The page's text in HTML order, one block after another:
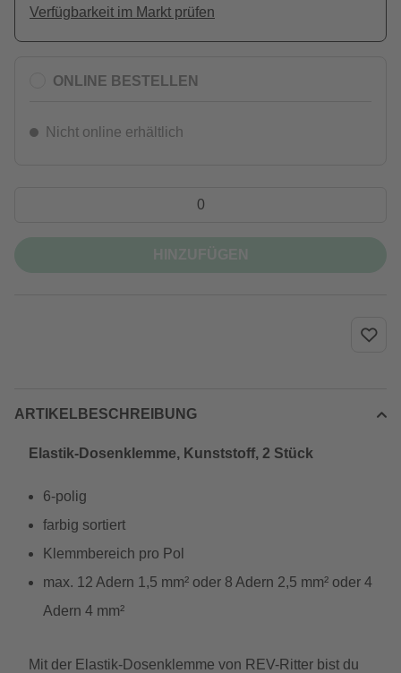
Verfügbarkeit im Markt prüfen
ONLINE BESTELLEN
Nicht online erhältlich
ARTIKELBESCHREIBUNG
Elastik-Dosenklemme, Kunststoff, 2 Stück
6-polig
farbig sortiert
Klemmbereich pro Pol
max. 12 Adern 1,5 mm² oder 8 Adern 2,5 mm² oder 4
Adern 4 mm²
Mit der Elastik-Dosenklemme von REV-Ritter bist du